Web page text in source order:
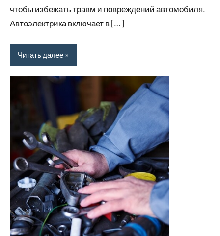
чтобы избежать травм и повреждений автомобиля.
Автоэлектрика включает в […]
Читать далее